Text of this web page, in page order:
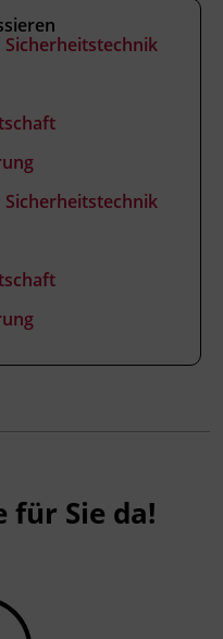
1995, §
1996 und §
1995, §
1996 und §
Sicherheitstechnik
Sicherheitstechnik
für Sie da!